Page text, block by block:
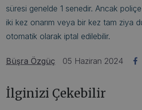
süresi genelde 1 senedir. Ancak
iki kez onarım veya bir kez tam ziya
otomatik olarak iptal edilebilir.
Büşra Özgüç 05 Haziran 2024
İlginizi Çekebilir